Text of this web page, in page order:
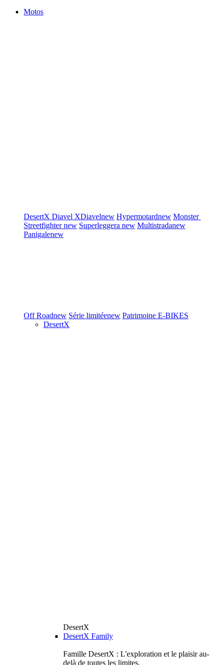
Motos
DesertX Diavel XDiavelnew Hypermotardnew Monster
Streetfighternew Superleggera new Multistradanew
Panigalenew
Off Roadnew Série limitéenew Patrimoine E-BIKES
DesertX
DesertX
DesertX Family
Famille DesertX : L'exploration et le plaisir au-
delà de toutes les limites.